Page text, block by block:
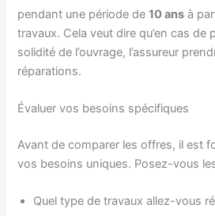
pendant une période de10 ans à
travaux. Cela veut dire qu’en cas de
solidité de l’ouvrage, l’assureur
réparations.
Évaluer vos besoins spécifiques
Avant de comparer les offres, il est
vos besoins uniques. Posez-vous
Quel type de travaux allez-vous